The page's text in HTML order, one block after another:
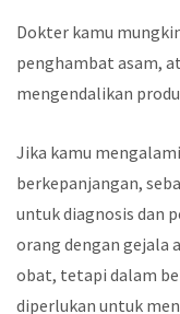
Dokter kamu
penghambat asam,
mengendalikan
Jika kamu
berkepanjangan,
untuk diagnosis dan
orang dengan gejala
obat, tetapi dalam
diperlukan untuk